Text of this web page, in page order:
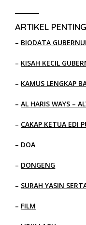
ARTIKEL PENTING
– BIODATA
– KISAH KECIL
– KAMUS LENGKAP
–AL HARIS WAYS –
– CAKAP KETUA EDI
– DOA
– DONGENG
– SURAH YASIN
– FILM